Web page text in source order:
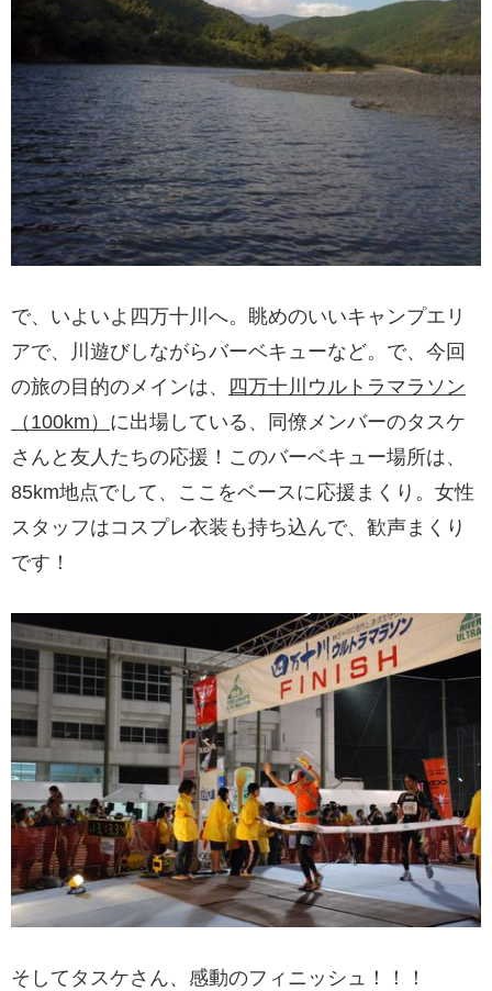
で、いよいよ四万十川へ。眺めのいいキャンプエリ
アで、川遊びしながらバーベキューなど。で、今回
の旅の目的のメインは、
四万十川ウルトラマラソン
（100km） に出場している、同僚メンバーのタスケ
さんと友人たちの応援！このバーベキュー場所は、
85km地点でして、ここをベースに応援まくり。女性
スタッフはコスプレ衣装も持ち込んで、歓声まくり
です！
そしてタスケさん、感動のフィニッシュ！！！